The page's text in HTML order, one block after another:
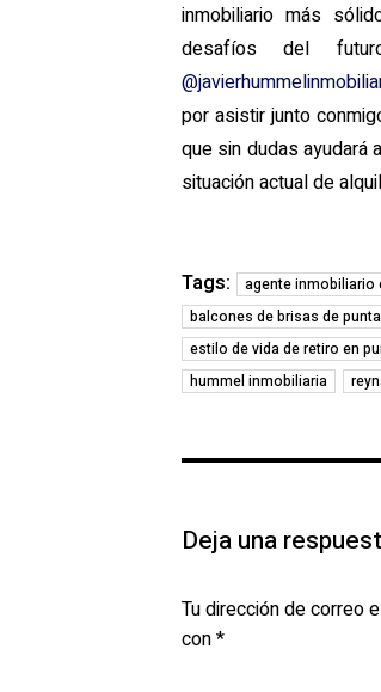
inmobiliario más
desafíos del
por asistir junto
que sin dudas ayudará
situación actual de
Tags: agente inmobiliario
balcones de brisas de
estilo de vida de retiro en
hummel inmobiliaria
Deja una
Tu dirección de correo
con*